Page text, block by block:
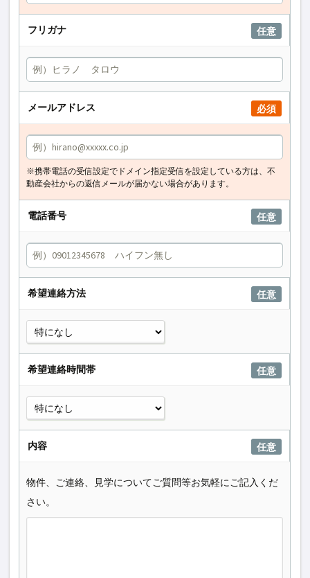
フリガナ 任意
メールアドレス 必須
※携帯電話の受信設定でドメイン指定受信を設定している方は、不
動産会社からの返信メールが届かない場合があります。
電話番号 任意
希望連絡方法 任意
希望連絡時間帯 任意
内容 任意
物件、ご連絡、見学についてご質問等お気軽にご記入くだ
さい。